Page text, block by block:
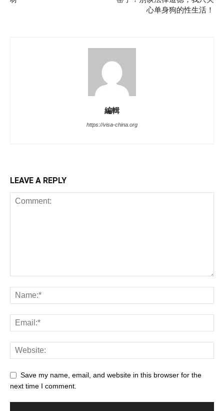
心单身狗的性生活！
編輯
https://visa-china.org
LEAVE A REPLY
Save my name, email, and website in this browser for the
next time I comment.